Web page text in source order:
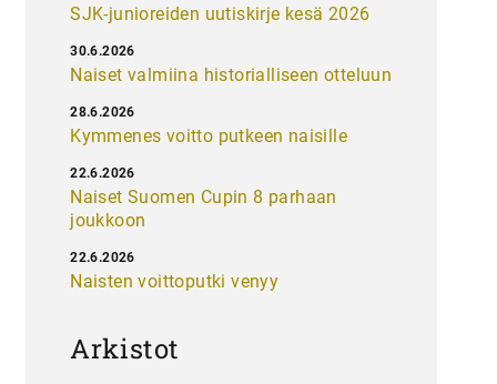
SJK-junioreiden uutiskirje kesä 2026
Naiset valmiina historialliseen otteluun
30.6.2026
Kymmenes voitto putkeen naisille
28.6.2026
Naiset Suomen Cupin 8 parhaan
joukkoon
22.6.2026
Naisten voittoputki venyy
22.6.2026
Arkistot